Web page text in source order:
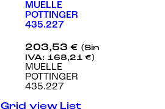
MUELLE
POTTINGER
435.227
203,53€ (Sin
IVA: 168,21€)
MUELLE
POTTINGER
435.227
Grid view List